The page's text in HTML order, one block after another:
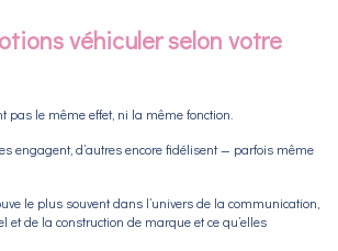
véhiculer selon votre
pas le même effet, ni la même fonction.
engagent, d’autres encore fidélisent — parfois même
le plus souvent dans l’univers de la communication,
de la construction de marque et ce qu’elles